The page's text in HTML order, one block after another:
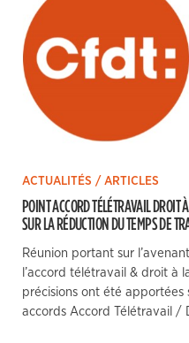
ACTUALITÉS / ARTICLES
POINT ACCORD TÉLÉTRAVAIL DROIT
SUR LA RÉDUCTION DU TEMPS DE
Réunion portant sur
l’accord télétravail & droit à
précisions ont été apportées
accords Accord Télétravail /